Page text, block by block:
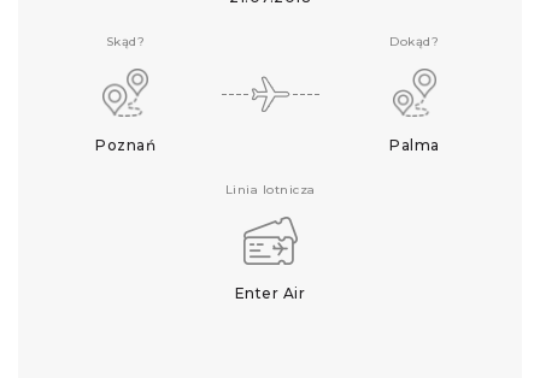
Skąd?
Poznań
Dokąd?
Palma
Linia lotnicza
Enter Air